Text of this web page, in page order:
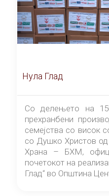
Нула Глад
Со делењето на
прехранбени
семејства со висок
со Душко Христов
Храна – БХМ,
почетокот на
Глад“ во Општина